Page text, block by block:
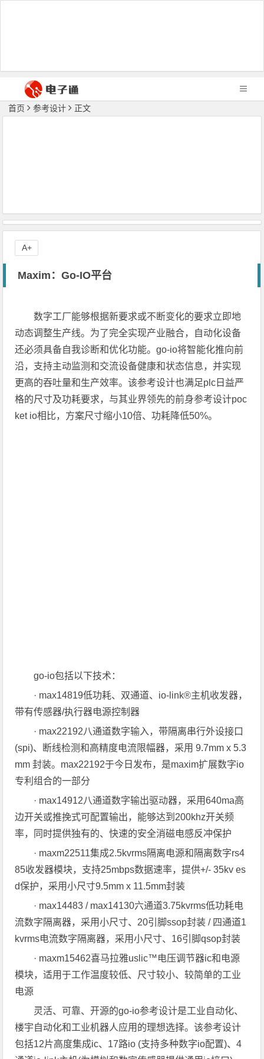
首页 参考设计 正文
Maxim：Go-IO平台
数字工厂能够根据新要求或不断变化的要求立即地
动态调整生产线。为了完全实现产业融合，自动化设备
还必须具备自我诊断和优化功能。go-io将智能化推向前
沿，支持主动监测和交流设备健康和状态信息，并实现
更高的吞吐量和生产效率。该参考设计也满足plc日益严
格的尺寸及功耗要求，与其业界领先的前身参考设计poc
ket io相比，方案尺寸缩小10倍、功耗降低50%。
go-io包括以下技术：
· max14819低功耗、双通道、io-link®主机收发器，
带有传感器/执行器电源控制器
· max22192八通道数字输入，带隔离串行外设接口
(spi)、断线检测和高精度电流限幅器，采用 9.7mm x 5.3
mm 封装。max22192于今日发布，是maxim扩展数字io
专利组合的一部分
· max14912八通道数字输出驱动器，采用640ma高
边开关或推挽式可配置输出，能够达到200khz开关频
率，同时提供独有的、快速的安全消磁电感反冲保护
· maxm22511集成2.5kvrms隔离电源和隔离数字rs4
85收发器模块，支持25mbps数据速率，提供+/- 35kv es
d保护，采用小尺寸9.5mm x 11.5mm封装
· max14483 / max14130六通道3.75kvrms低功耗电
流数字隔离器，采用小尺寸、20引脚ssop封装 / 四通道1
kvrms电流数字隔离器，采用小尺寸、16引脚qsop封装
· maxm15462喜马拉雅uslic™电压调节器ic和电源
模块，适用于工作温度较低、尺寸较小、较简单的工业
电源
灵活、可靠、开源的go-io参考设计是工业自动化、
楼宇自动化和工业机器人应用的理想选择。该参考设计
包括12片高度集成ic、17路io (支持多种数字io配置)、4
A+